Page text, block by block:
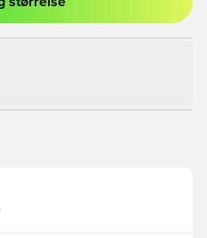
eller tilmelde dig som medlem